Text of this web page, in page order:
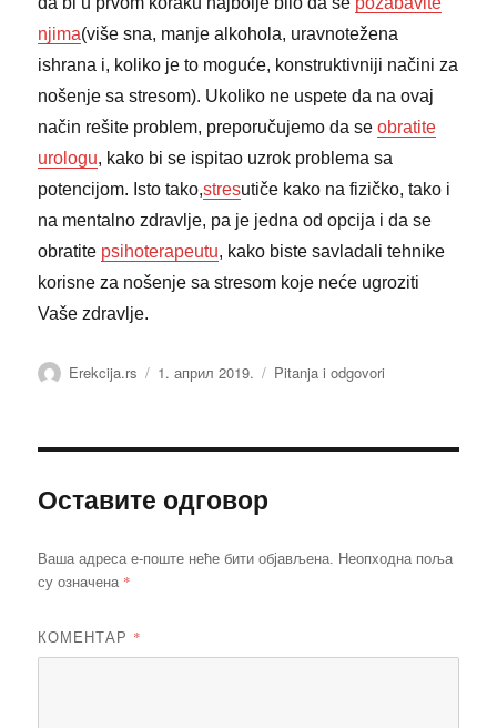
njima(više sna, manje alkohola, uravnotežena
ishrana i, koliko je to moguće, konstruktivniji načini za
nošenje sa stresom). Ukoliko ne uspete da na ovaj
način rešite problem, preporučujemo da seobratite
urologu, kako bi se ispitao uzrok problema sa
potencijom. Isto tako,stresutiče kako na fizičko, tako i
na mentalno zdravlje, pa je jedna od opcija i da se
obratite psihoterapeutu, kako biste savladali tehnike
korisne za nošenje sa stresom koje neće ugroziti
Vaše zdravlje.
Аутор
Erekcija.rs Објављено
1. април 2019. Категорије
Pitanja i odgovori
Оставите одговор
Ваша адреса е-поште неће бити објављена. Неопходна поља
су означена *
КОМЕНТАР *